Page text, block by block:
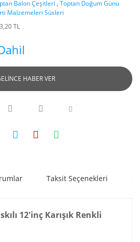
Balon Çeşitleri ,Toptan Doğum Günü
Malzemeleri Süsleri
TL
HABER VER
Taksit Seçenekleri
12'inç Karışık Renkli